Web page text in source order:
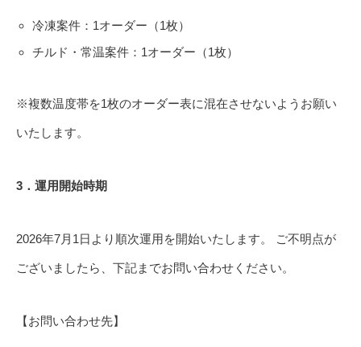
冷凍案件：1オーダー（1枚）
チルド・常温案件：1オーダー（1枚）
※複数温度帯を1枚のオーダー表に混在させないようお願い
いたします。
3 ．運用開始時期
2026年7月1日より順次運用を開始いたします。 ご不明点が
ございましたら、下記までお問い合わせください。
【お問い合わせ先】